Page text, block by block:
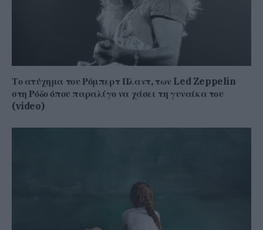
Το ατύχημα του Ρόμπερτ Πλαντ, των Led Zeppelin
στη Ρόδο όπου παραλίγο να χάσει τη γυναίκα του
(video)